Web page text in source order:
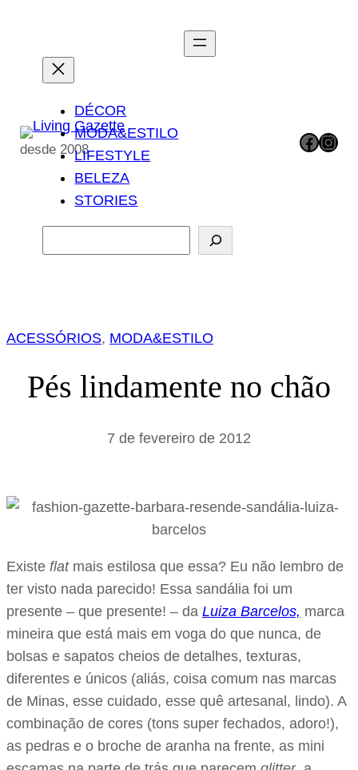
conteúdo
desde 2008
DÉCOR
MODA&ESTILO
LIFESTYLE
BELEZA
STORIES
e
i
a
Facebook Instagram
ACESSÓRIOS, MODA&ESTILO
Pés lindamente no chão
7 de fevereiro de 2012
Existe flatmais estilosa que essa? Eu não lembro de
ter visto nada parecido! Essa sandália foi um
presente – que presente! – da Luiza Barcelos, marca
mineira que está mais em voga do que nunca, de
bolsas e sapatos cheios de detalhes, texturas,
diferentes e únicos (aliás, coisa comum nas marcas
de Minas, esse cuidado, esse quê artesanal, lindo). A
combinação de cores (tons super fechados, adoro!),
as pedras e o broche de aranha na frente, as mini